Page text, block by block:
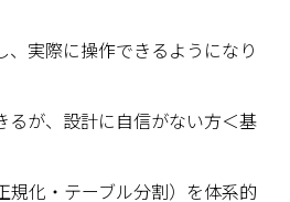
、実際に操作できるようになり
るが、設計に自信がない方＜基
規化・テーブル分割）を体系的